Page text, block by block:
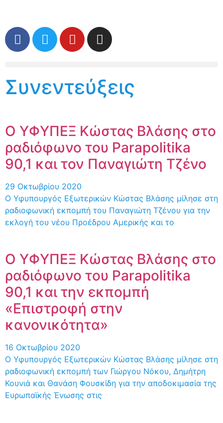
Συνεντεύξεις
Ο ΥΦΥΠΕΞ Κώστας Βλάσης στο
ραδιόφωνο του Parapolitika
90,1 και τον Παναγιώτη Τζένο
29 Οκτωβρίου 2020
Ο Υφυπουργός Εξωτερικών Κώστας Βλάσης μίλησε στη
ραδιοφωνική εκπομπή του Παναγιώτη Τζένου για την
εκλογή του νέου Προέδρου Αμερικής και το
Ο ΥΦΥΠΕΞ Κώστας Βλάσης στο
ραδιόφωνο του Parapolitika
90,1 και την εκπομπή
«Επιστροφή στην
κανονικότητα»
16 Οκτωβρίου 2020
Ο Υφυπουργός Εξωτερικών Κώστας Βλάσης μίλησε στη
ραδιοφωνική εκπομπή των Γιώργου Νόκου, Δημήτρη
Κουνιά και Θανάση Φουσκίδη για την αποδοκιμασία της
Ευρωπαϊκής Ένωσης στις